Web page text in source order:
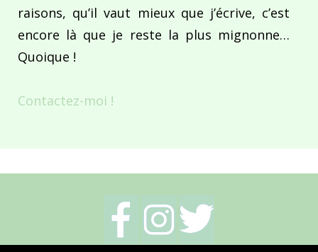
raisons, qu’il vaut mieux que j’écrive, c’est
encore là que je reste la plus mignonne…
Quoique !
Contactez-moi !